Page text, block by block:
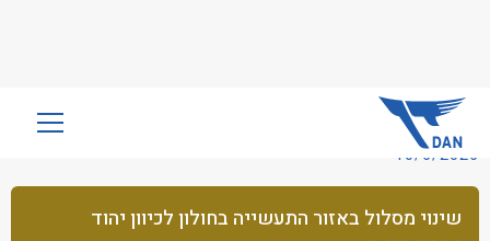
שִׂים
בְּאֲתָר
זֶה
מֻפְעֶלֶת
10/6/2026
שינוי מסלול באזור התעשייה בחולון לכיוון יהוד